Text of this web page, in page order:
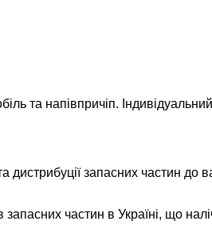
та напівпричіп.
запасних частин до
частин в Україні, що